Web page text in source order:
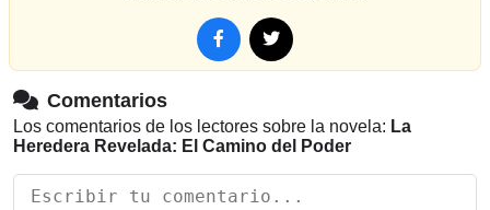
Comentarios
Los comentarios de los lectores sobre la novela: La
Heredera Revelada: El Camino del Poder